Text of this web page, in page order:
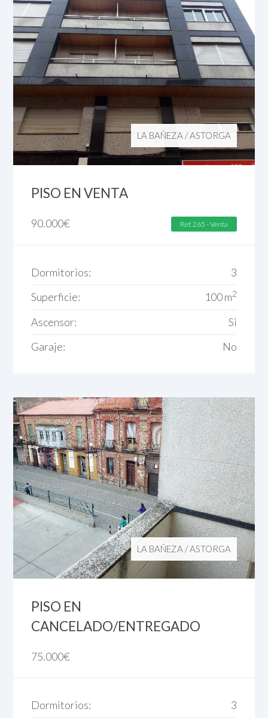
LA BAÑEZA /ASTORGA
PISO EN VENTA
90.000€ Ref. 265 - Venta
Dormitorios:
3
Superficie:
100 m2
Ascensor:
Si
Garaje:
No
LA BAÑEZA /ASTORGA
PISO EN
CANCELADO/ENTREGADO
75.000€
Dormitorios: 3